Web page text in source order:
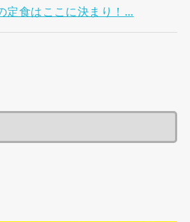
定食はここに決まり！...